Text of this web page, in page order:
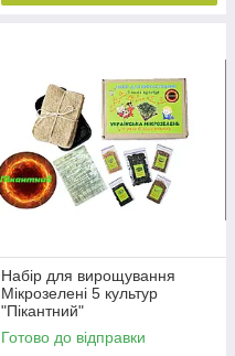
Набір для вирощування
Мікрозелені 5 культур
"Пікантний"
Готово до відправки